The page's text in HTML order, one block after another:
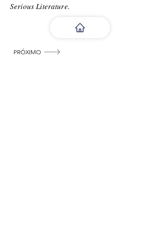
Serious Literature.
PRÓXIMO